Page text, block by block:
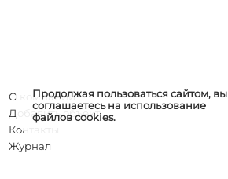
Продолжая пользоваться сайтом, вы
соглашаетесь на использование
файловcookies.
О компании
Добавить объект
Контакты
Журнал